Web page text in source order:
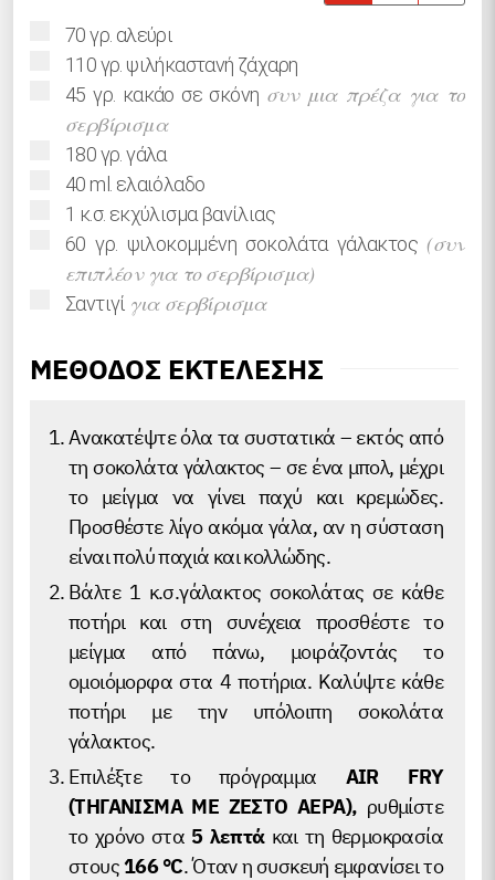
▢
70 γρ. αλεύρι
▢
110γρ. ψιλήκαστανή ζάχαρη
▢
45 γρ. κακάο σε σκόνη συν μια πρέζα για το
σερβίρισμα
▢
180γρ. γάλα
▢
40 ml. ελαιόλαδο
▢
1 κ.σ. εκχύλισμα βανίλιας
▢
60 γρ. ψιλοκομμένη σοκολάτα γάλακτος (συν
επιπλέον για το σερβίρισμα)
▢
Σαντιγί για σερβίρισμα
ΜΕΘΟΔΟΣ ΕΚΤΕΛΕΣΗΣ
Ανακατέψτε όλα τα συστατικά – εκτός από
τη σοκολάτα γάλακτος – σε ένα μπολ, μέχρι
το μείγμα να γίνει παχύ και κρεμώδες.
Προσθέστε λίγο ακόμα γάλα, αν η σύσταση
είναι πολύ παχιά και κολλώδης.
Βάλτε 1 κ.σ.γάλακτος σοκολάτας σε κάθε
ποτήρι και στη συνέχεια προσθέστε το
μείγμα από πάνω, μοιράζοντάς το
ομοιόμορφα στα 4 ποτήρια. Καλύψτε κάθε
ποτήρι με την υπόλοιπη σοκολάτα
γάλακτος.
Επιλέξτε το πρόγραμμα AIR FRY
(ΤΗΓΑΝΙΣΜΑ ΜΕ ΖΕΣΤΟ ΑΕΡΑ), ρυθμίστε
το χρόνο στα 5 λεπτάκαι τη θερμοκρασία
στους 166 °C. Όταν η συσκευή εμφανίσει το